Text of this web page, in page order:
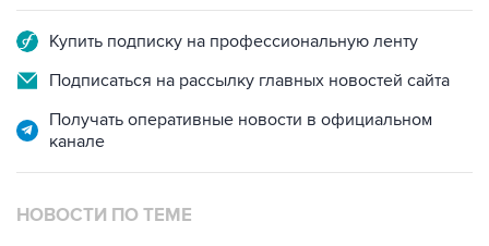
Купить подписку на профессиональную ленту
Подписаться на рассылку главных новостей сайта
Получать оперативные новости в официальном
канале
НОВОСТИ ПО ТЕМЕ